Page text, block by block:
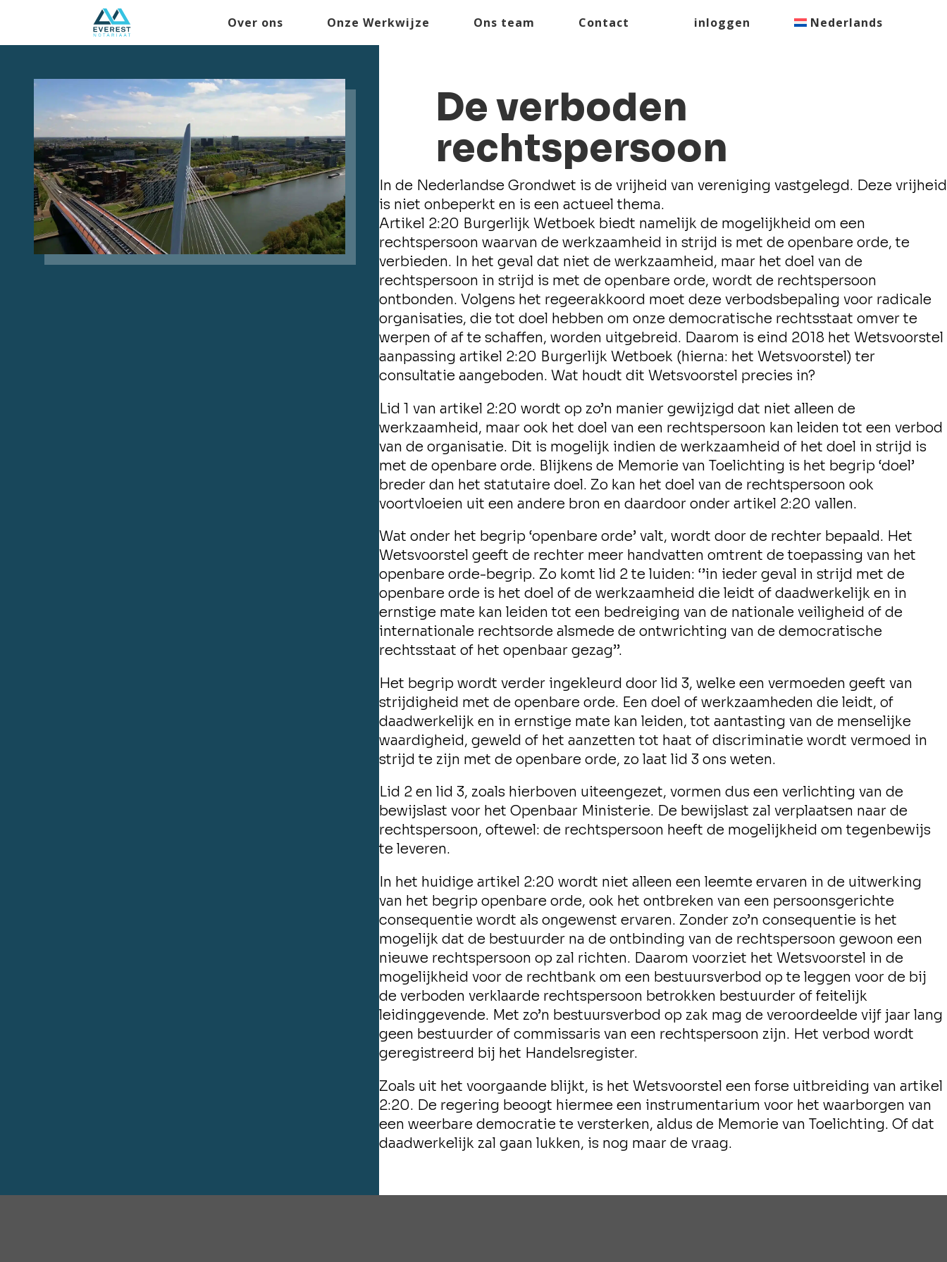
Over ons Onze Werkwijze Ons team Contact inloggen Nederlands
De verboden
rechtspersoon
In de Nederlandse Grondwet is de vrijheid van vereniging vastgelegd. Deze vrijheid
is niet onbeperkt en is een actueel thema.
Artikel 2:20 Burgerlijk Wetboek biedt namelijk de mogelijkheid om een
rechtspersoon waarvan de werkzaamheid in strijd is met de openbare orde, te
verbieden. In het geval dat niet de werkzaamheid, maar het doel van de
rechtspersoon in strijd is met de openbare orde, wordt de rechtspersoon
ontbonden. Volgens het regeerakkoord moet deze verbodsbepaling voor radicale
organisaties, die tot doel hebben om onze democratische rechtsstaat omver te
werpen of af te schaffen, worden uitgebreid. Daarom is eind 2018 het Wetsvoorstel
aanpassing artikel 2:20 Burgerlijk Wetboek (hierna: het Wetsvoorstel) ter
consultatie aangeboden. Wat houdt dit Wetsvoorstel precies in?
Lid 1 van artikel 2:20 wordt op zo’n manier gewijzigd dat niet alleen de
werkzaamheid, maar ook het doel van een rechtspersoon kan leiden tot een verbod
van de organisatie. Dit is mogelijk indien de werkzaamheid of het doel in strijd is
met de openbare orde. Blijkens de Memorie van Toelichting is het begrip ‘doel’
breder dan het statutaire doel. Zo kan het doel van de rechtspersoon ook
voortvloeien uit een andere bron en daardoor onder artikel 2:20 vallen.
Wat onder het begrip ‘openbare orde’ valt, wordt door de rechter bepaald. Het
Wetsvoorstel geeft de rechter meer handvatten omtrent de toepassing van het
openbare orde-begrip. Zo komt lid 2 te luiden: ‘’in ieder geval in strijd met de
openbare orde is het doel of de werkzaamheid die leidt of daadwerkelijk en in
ernstige mate kan leiden tot een bedreiging van de nationale veiligheid of de
internationale rechtsorde alsmede de ontwrichting van de democratische
rechtsstaat of het openbaar gezag’’.
Het begrip wordt verder ingekleurd door lid 3, welke een vermoeden geeft van
strijdigheid met de openbare orde. Een doel of werkzaamheden die leidt, of
daadwerkelijk en in ernstige mate kan leiden, tot aantasting van de menselijke
waardigheid, geweld of het aanzetten tot haat of discriminatie wordt vermoed in
strijd te zijn met de openbare orde, zo laat lid 3 ons weten.
Lid 2 en lid 3, zoals hierboven uiteengezet, vormen dus een verlichting van de
bewijslast voor het Openbaar Ministerie. De bewijslast zal verplaatsen naar de
rechtspersoon, oftewel: de rechtspersoon heeft de mogelijkheid om tegenbewijs
te leveren.
In het huidige artikel 2:20 wordt niet alleen een leemte ervaren in de uitwerking
van het begrip openbare orde, ook het ontbreken van een persoonsgerichte
consequentie wordt als ongewenst ervaren. Zonder zo’n consequentie is het
mogelijk dat de bestuurder na de ontbinding van de rechtspersoon gewoon een
nieuwe rechtspersoon op zal richten. Daarom voorziet het Wetsvoorstel in de
mogelijkheid voor de rechtbank om een bestuursverbod op te leggen voor de bij
de verboden verklaarde rechtspersoon betrokken bestuurder of feitelijk
leidinggevende. Met zo’n bestuursverbod op zak mag de veroordeelde vijf jaar lang
geen bestuurder of commissaris van een rechtspersoon zijn. Het verbod wordt
geregistreerd bij het Handelsregister.
Zoals uit het voorgaande blijkt, is het Wetsvoorstel een forse uitbreiding van artikel
2:20. De regering beoogt hiermee een instrumentarium voor het waarborgen van
een weerbare democratie te versterken, aldus de Memorie van Toelichting. Of dat
daadwerkelijk zal gaan lukken, is nog maar de vraag.